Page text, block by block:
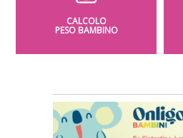
CALCOLO
PESO BAMBINO